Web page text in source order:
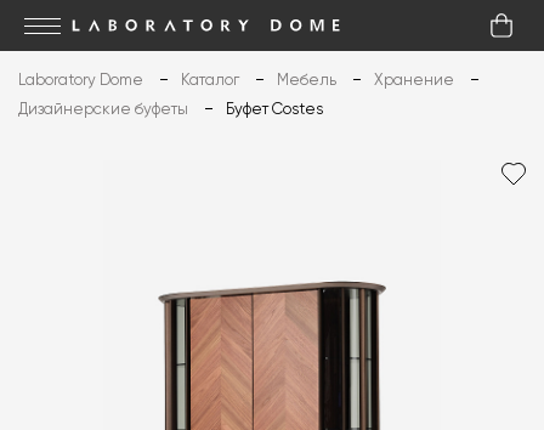
Laboratory Dome Каталог Мебель
Хранение
Дизайнерские буфеты
Буфет Costes